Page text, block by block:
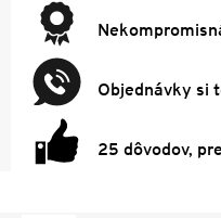
Objednávky si
25 dôvodov,